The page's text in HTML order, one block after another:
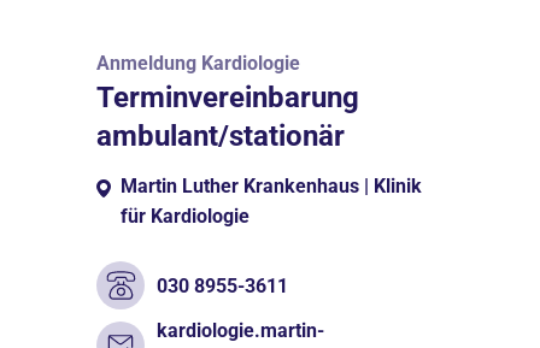
Anmeldung Kardiologie
Terminvereinbarung
ambulant/stationär
Martin Luther Krankenhaus | Klinik
für Kardiologie
030 8955-3611
kardiologie.martin-